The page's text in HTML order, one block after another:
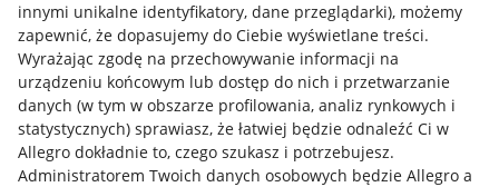
innymi unikalne identyfikatory, dane przeglądarki), możemy
zapewnić, że dopasujemy do Ciebie wyświetlane treści.
Wyrażając zgodę na przechowywanie informacji na
urządzeniu końcowym lub dostęp do nich i przetwarzanie
danych (w tym w obszarze profilowania, analiz rynkowych i
statystycznych) sprawiasz, że łatwiej będzie odnaleźć Ci w
Allegro dokładnie to, czego szukasz i potrzebujesz.
Administratorem Twoich danych osobowych będzie Allegro a